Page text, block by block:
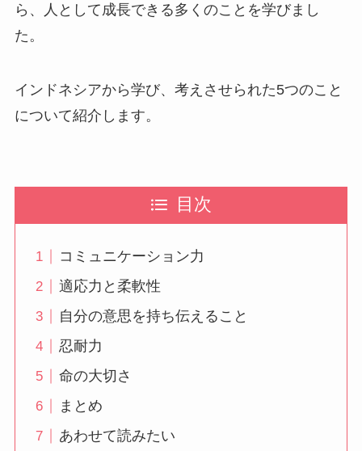
ら、人として成長できる多くのことを学びまし
た。
インドネシアから学び、考えさせられた5つのこと
について紹介します。
目次
コミュニケーション力
適応力と柔軟性
自分の意思を持ち伝えること
忍耐力
命の大切さ
まとめ
あわせて読みたい